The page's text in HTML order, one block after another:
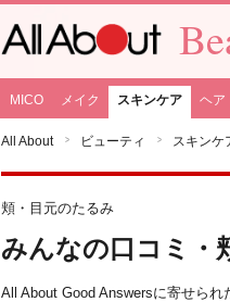
MICO メイク スキンケア ヘア
All About ビューティ スキンケ
頬・目元のたるみ
みんなの口コミ・
All About Good Answersに寄せられ